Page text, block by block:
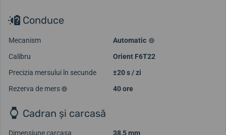
Conduce
Mecanism
Automatic
Calibru
Orient F6T22
Precizia mersului în secunde
±20 s / zi
Rezerva de mers
40 ore
Cadran și carcasă
Dimensiune carcasa
38,5 mm